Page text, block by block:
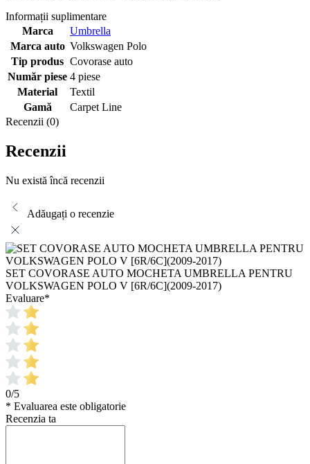
Informații suplimentare
Marca
Umbrella
Marca auto Volkswagen Polo
Tip produs Covorase auto
Număr piese 4 piese
Material
Textil
Gamă
Carpet Line
Recenzii (0)
Recenzii
Nu există încă recenzii
Adăugați o recenzie
SET COVORASE AUTO MOCHETA UMBRELLA PENTRU
VOLKSWAGEN POLO V [6R/6C](2009-2017)
Evaluare*
0/5
* Evaluarea este obligatorie
Recenzia ta